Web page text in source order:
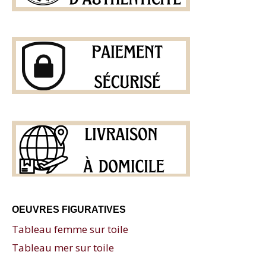
OEUVRES FIGURATIVES
Tableau femme sur toile
Tableau mer sur toile